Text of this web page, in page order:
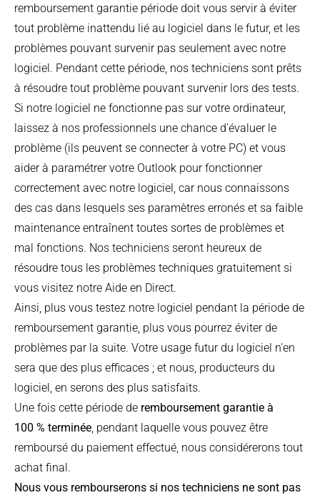
remboursement garantie période doit vous servir à éviter
tout problème inattendu lié au logiciel dans le futur, et les
problèmes pouvant survenir pas seulement avec notre
logiciel. Pendant cette période, nos techniciens sont prêts
à résoudre tout problème pouvant survenir lors des tests.
Si notre logiciel ne fonctionne pas sur votre ordinateur,
laissez à nos professionnels une chance d'évaluer le
problème (ils peuvent se connecter à votre PC) et vous
aider à paramétrer votre Outlook pour fonctionner
correctement avec notre logiciel, car nous connaissons
des cas dans lesquels ses paramètres erronés et sa faible
maintenance entraînent toutes sortes de problèmes et
mal fonctions. Nos techniciens seront heureux de
résoudre tous les problèmes techniques gratuitement si
vous visitez notre Aide en Direct.
Ainsi, plus vous testez notre logiciel pendant la période de
remboursement garantie, plus vous pourrez éviter de
problèmes par la suite. Votre usage futur du logiciel n'en
sera que des plus efficaces ; et nous, producteurs du
logiciel, en serons des plus satisfaits.
Une fois cette période de remboursement garantie à
100 % terminée, pendant laquelle vous pouvez être
remboursé du paiement effectué, nous considérerons tout
achat final.
Nous vous rembourserons si nos techniciens ne sont pas